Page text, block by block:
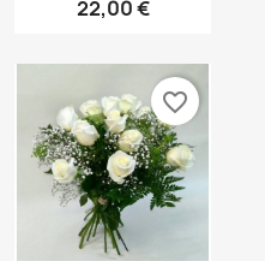
22,00 €
favorite_border